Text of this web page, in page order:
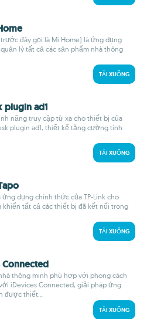
đây gọi là Mi Home) là ứng dụng
lý tất cả các sản phẩm nhà thông
TẢI XUỐNG
plugin ad1
năng truy cập từ xa cho thiết bị của
plugin ad1, thiết kế tăng cường tính
TẢI XUỐNG
ứng dụng chính thức của TP-Link cho
khiển tất cả các thiết bị đã kết nối trong
TẢI XUỐNG
Connected
thông minh phù hợp với phong cách
iDevices Connected, giải pháp ứng
được thiết...
TẢI XUỐNG